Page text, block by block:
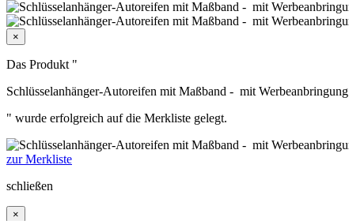
×
Das Produkt "
Schlüsselanhänger-Autoreifen mit Maßband - mit Werbeanbringung
" wurde erfolgreich auf die Merkliste gelegt.
zur Merkliste
schließen
×